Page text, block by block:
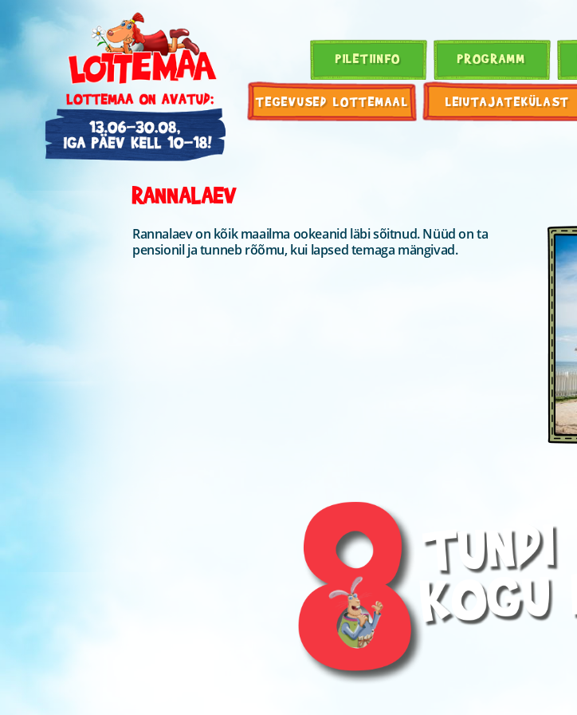
PILETIINFO PROGRAMM
TEGEVUSED LOTTEMAAL LEIUTAJATEKÜLAST
RANNALAEV
Rannalaev on kõik maailma ookeanid läbi sõitnud. Nüüd on ta
pensionil ja tunneb rõõmu, kui lapsed temaga mängivad.